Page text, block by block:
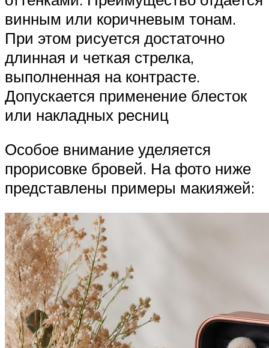
винным или коричневым тонам.
При этом рисуется достаточно
длинная и четкая стрелка,
выполненная на контрасте.
Допускается применение блесток
или накладных ресниц
Особое внимание уделяется
прорисовке бровей. На фото ниже
представлены примеры макияжей: